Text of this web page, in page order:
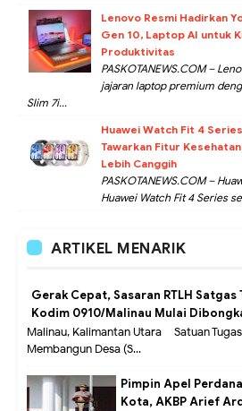
Lenovo Resmi Hadirkan
Gen 10, Laptop AI untuk
Produktivitas
PASKOTANEWS.COM –
jajaran laptop premium
Slim 7i...
Huawei Watch Fit 4
Tawarkan Fitur
Lebih Canggih
PASKOTANEWS.COM –
Huawei Watch Fit 4 Series
ARTIKEL MENARIK
Gerak Cepat, Sasaran RTLH Satgas
Kodim 0910/Malinau Mulai
Malinau, Kalimantan Utara – Satuan
Membangun Desa (S...
Pimpin Apel
Kota, AKBP Arief